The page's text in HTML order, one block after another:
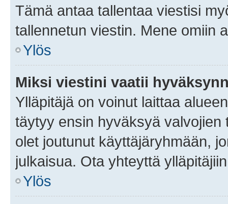
Tämä antaa tallentaa viestisi
tallennetun viestin. Mene omiin
Ylös
Miksi viestini vaatii
Ylläpitäjä on voinut laittaa
täytyy ensin hyväksyä
olet joutunut käyttäjäryhmään,
julkaisua. Ota yhteyttä
Ylös